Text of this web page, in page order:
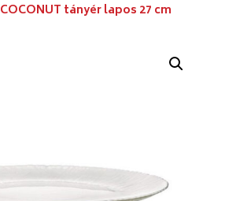
COCONUT tányér lapos 27 cm